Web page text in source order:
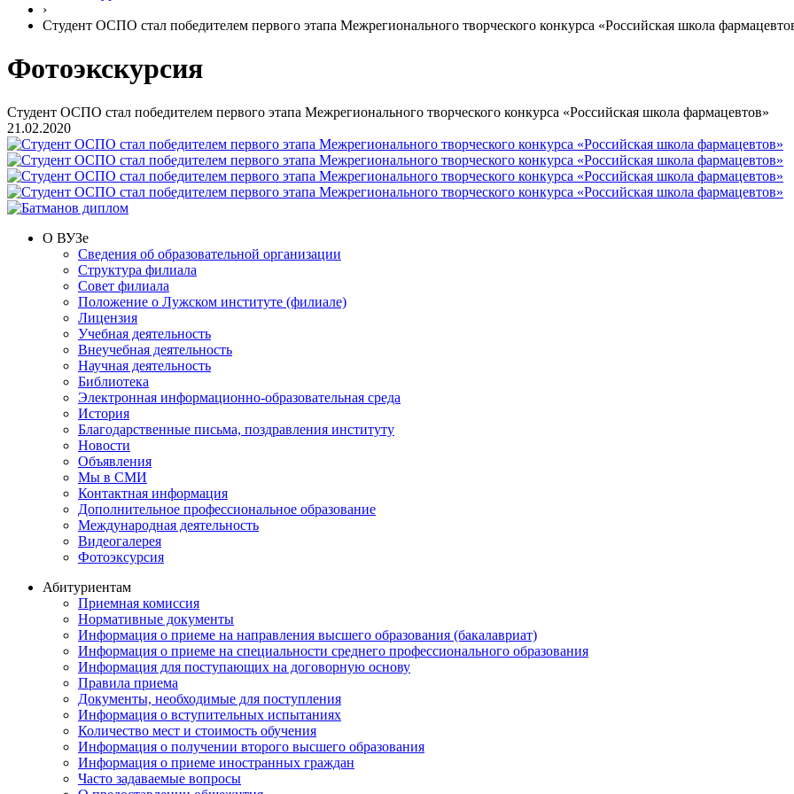
›
Студент ОСПО стал победителем первого этапа Межрегионального творческого конкурса «Российская школа
Фотоэкскурсия
Студент ОСПО стал победителем первого этапа Межрегионального творческого конкурса «Российская школа фармацевтов»
21.02.2020
О ВУЗе
Сведения об образовательной организации
Структура филиала
Совет филиала
Положение о Лужском институте (филиале)
Лицензия
Учебная деятельность
Внеучебная деятельность
Научная деятельность
Библиотека
Электронная информационно-образовательная среда
История
Благодарственные письма, поздравления институту
Новости
Объявления
Мы в СМИ
Контактная информация
Дополнительное профессиональное образование
Международная деятельность
Видеогалерея
Фотоэксурсия
Абитуриентам
Приемная комиссия
Нормативные документы
Информация о приеме на направления высшего образования (бакалавриат)
Информация о приеме на специальности среднего профессионального образования
Информация для поступающих на договорную основу
Правила приема
Документы, необходимые для поступления
Информация о вступительных испытаниях
Количество мест и стоимость обучения
Информация о получении второго высшего образования
Информация о приеме иностранных граждан
Часто задаваемые вопросы